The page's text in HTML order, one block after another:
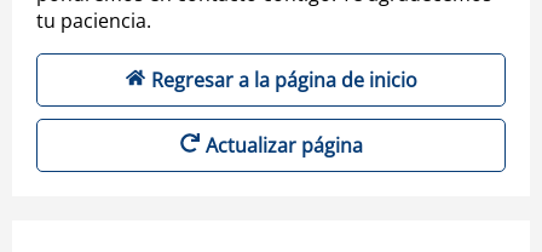
tu paciencia.
Regresar a la página de inicio
Actualizar página